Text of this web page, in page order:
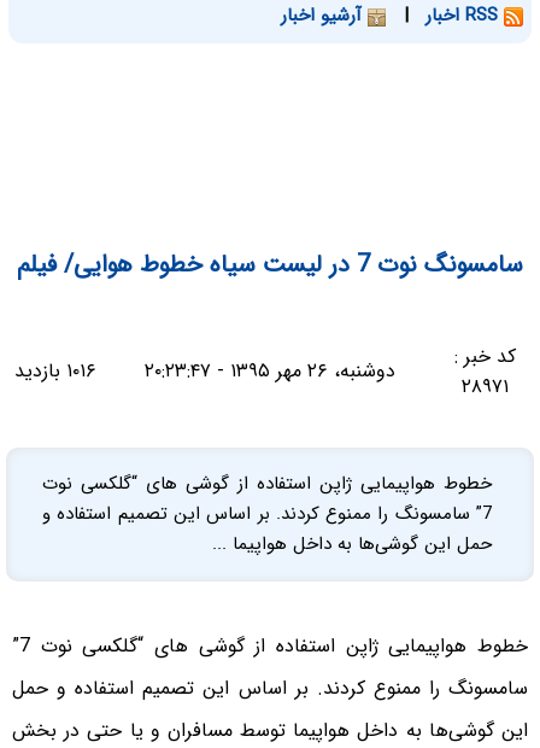
| آرشیو اخبار
سامسونگ نوت 7 در لیست سیاه خطوط هوایی/ فیلم
کد خبر :
۲۸۹۷۱
دوشنبه، ۲۶ مهر ۱۳۹۵ - ۲۰:۲۳:۴۷ ۱۰۱۶ بازدید
خطوط هواپیمایی ژاپن استفاده از گوشی های “گلکسی نوت
7” سامسونگ را ممنوع کردند. بر اساس این تصمیم استفاده و
حمل این گوشی‌ها به داخل هواپیما ...
خطوط هواپیمایی ژاپن استفاده از گوشی های “گلکسی نوت 7”
سامسونگ را ممنوع کردند. بر اساس این تصمیم استفاده و حمل
این گوشی‌ها به داخل هواپیما توسط مسافران و یا حتی در بخش